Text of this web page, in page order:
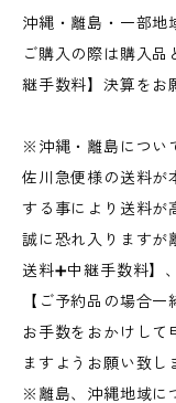
沖縄・離島・一部地
ご購入の際は購入
継手数料】決算をお
※沖縄・離島につい
佐川急便様の送料が
する事により送料が
誠に恐れ入りますが
送料➕中継手数料】
【ご予約品の場合
お手数をおかけして
ますようお願い致し
※離島、沖縄地域に